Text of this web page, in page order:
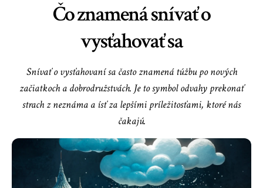
Čo znamená snívať o
vysťahovať sa
Snívať o vysťahovaní sa často znamená túžbu po nových
začiatkoch a dobrodružstvách. Je to symbol odvahy prekonať
strach z neznáma a ísť za lepšími príležitosťami, ktoré nás
čakajú.